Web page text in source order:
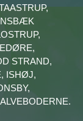
STRAND,
ISHØJ,